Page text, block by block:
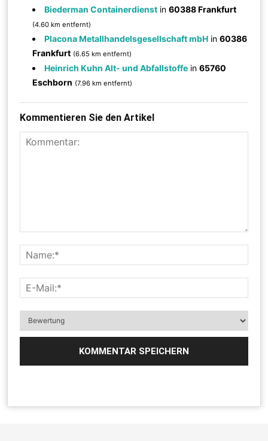
Biederman Containerdienst in60388 Frankfurt
(4.60 km entfernt)
Placona Metallhandelsgesellschaft mbH in60386
Frankfurt (6.65 km entfernt)
Heinrich Kuhn Alt- und Abfallstoffe in65760
Eschborn (7.96 km entfernt)
Kommentieren Sie den Artikel